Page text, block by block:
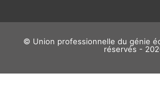
© Union professionnelle du génie
réservés -